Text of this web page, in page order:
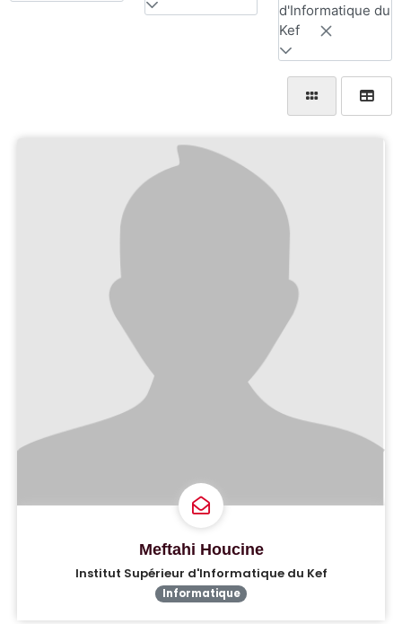
d'Informatique du
Kef
Meftahi Houcine
Institut Supérieur d'Informatique du Kef
Informatique